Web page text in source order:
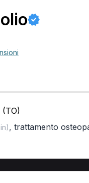
(TO)
, trattamento